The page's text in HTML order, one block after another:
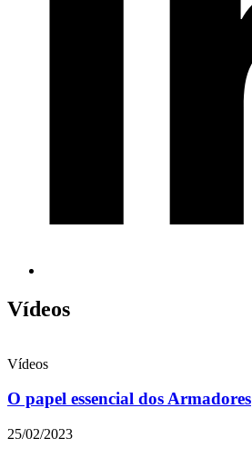
Vídeos
Vídeos
O papel essencial dos Armadores
25/02/2023